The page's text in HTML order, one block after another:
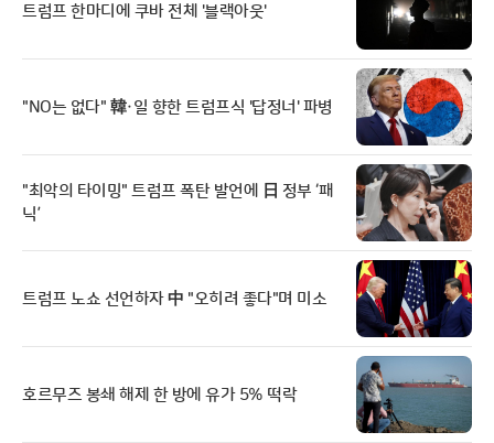
트럼프 한마디에 쿠바 전체 '블랙아웃'
"NO는 없다" 韓·일 향한 트럼프식 '답정너' 파병
"최악의 타이밍" 트럼프 폭탄 발언에 日 정부 ‘패
닉’
트럼프 노쇼 선언하자 中 "오히려 좋다"며 미소
호르무즈 봉쇄 해제 한 방에 유가 5% 떡락